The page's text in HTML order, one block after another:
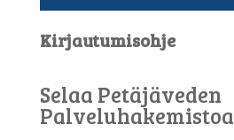
Kirjautumisohje
Selaa Petäjäveden
Palveluhakemistoa